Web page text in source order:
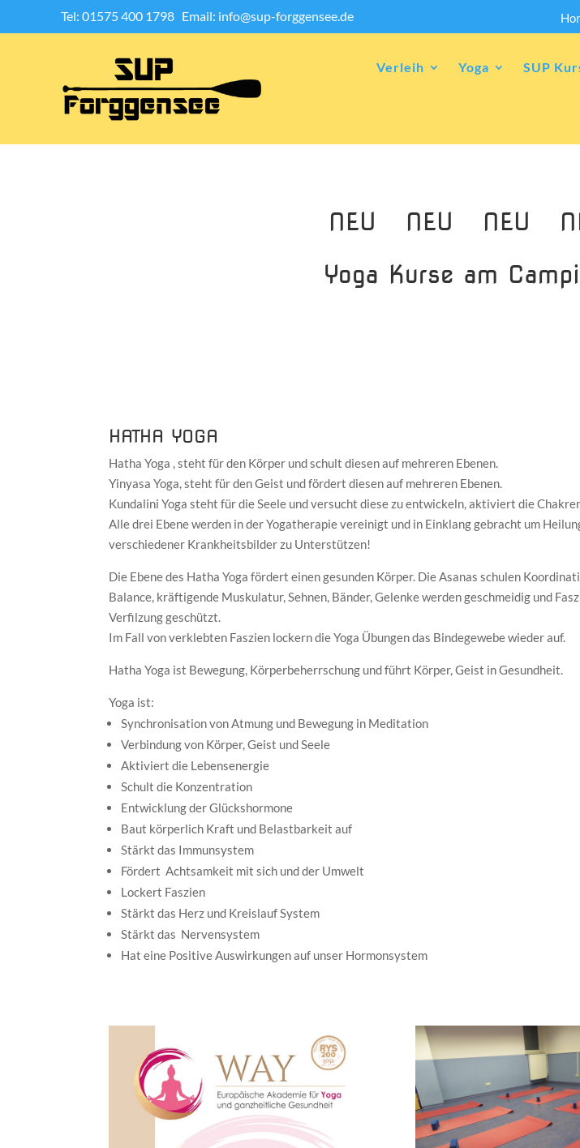
Tel: 01575 400 1798 Email: info@sup-forggensee.de
Verleih Yoga SUP
NEU NEU NEU
Yoga Kurse am
HATHA YOGA
Hatha Yoga , steht für den Körper und schult diesen auf mehreren Ebenen.
Yinyasa Yoga, steht für den Geist und fördert diesen auf mehreren Ebenen.
Kundalini Yoga steht für die Seele und versucht diese zu entwickeln, aktiviert die
Alle drei Ebene werden in der Yogatherapie vereinigt und in Einklang gebracht um
verschiedener Krankheitsbilder zu Unterstützen!
Die Ebene des Hatha Yoga fördert einen gesunden Körper. Die Asanas schulen
Balance, kräftigende Muskulatur, Sehnen, Bänder, Gelenke werden geschmeidig und
Verfilzung geschützt.
Im Fall von verklebten Faszien lockern die Yoga Übungen das Bindegewebe wieder auf.
Hatha Yoga ist Bewegung, Körperbeherrschung und führt Körper, Geist in Gesundheit.
Yoga ist:
Synchronisation von Atmung und Bewegung in Meditation
Verbindung von Körper, Geist und Seele
Aktiviert die Lebensenergie
Schult die Konzentration
Entwicklung der Glückshormone
Baut körperlich Kraft und Belastbarkeit auf
Stärkt das Immunsystem
Fördert Achtsamkeit mit sich und der Umwelt
Lockert Faszien
Stärkt das Herz und Kreislauf System
Stärkt das Nervensystem
Hat eine Positive Auswirkungen auf unser Hormonsystem